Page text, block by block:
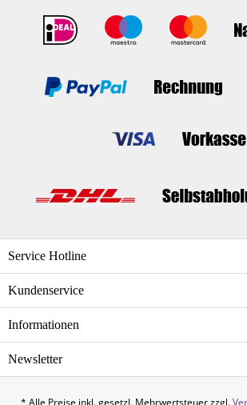
Service Hotline
Kundenservice
Informationen
Newsletter
* Alle Preise inkl. gesetzl. Mehrwertsteuer zzgl.